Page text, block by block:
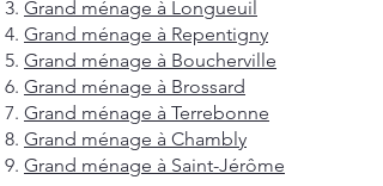
Grand ménage à Longueuil
Grand ménage à Repentigny
Grand ménage à Boucherville
Grand ménage à Brossard
Grand ménage à Terrebonne
Grand ménage à Chambly
Grand ménage à Saint-Jérôme